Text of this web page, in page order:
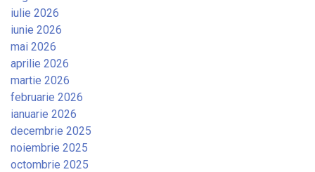
iulie 2026
iunie 2026
mai 2026
aprilie 2026
martie 2026
februarie 2026
ianuarie 2026
decembrie 2025
noiembrie 2025
octombrie 2025